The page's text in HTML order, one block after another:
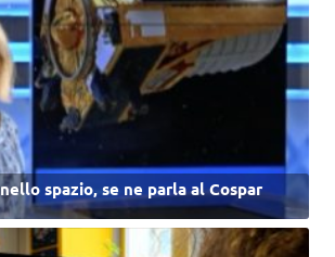
spazio, se ne parla al Cospar